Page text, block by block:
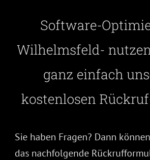
Software-
Wilhelmsfeld-
ganz einfach
kostenlosen
Sie haben Fragen? Dann
das nachfolgende